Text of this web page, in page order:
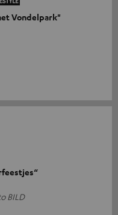
Vondelpark"
BILD